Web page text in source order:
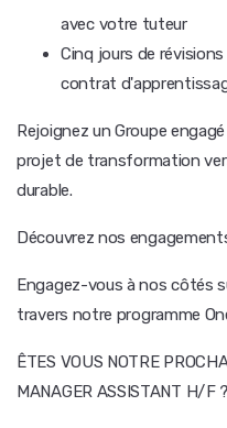
avec votre tuteur
Cinq jours de
contrat
Rejoignez un Groupe
projet de transformation
durable.
Découvrez nos
Engagez-vous à nos côtés
travers notre programme
ÊTES VOUS NOTRE
MANAGER ASSISTANT H/F ?